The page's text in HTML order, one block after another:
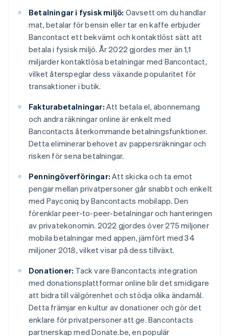
Betalningar i fysisk miljö: Oavsett om du handlar
mat, betalar för bensin eller tar en kaffe erbjuder
Bancontact ett bekvämt och kontaktlöst sätt att
betala i fysisk miljö. År 2022 gjordes mer än 1,1
miljarder kontaktlösa betalningar med Bancontact,
vilket återspeglar dess växande popularitet för
transaktioner i butik.
Fakturabetalningar: Att betala el, abonnemang
och andra räkningar online är enkelt med
Bancontacts återkommande betalningsfunktioner.
Detta eliminerar behovet av pappersräkningar och
risken för sena betalningar.
Penningöverföringar: Att skicka och ta emot
pengar mellan privatpersoner går snabbt och enkelt
med Payconiq by Bancontacts mobilapp. Den
förenklar peer-to-peer-betalningar och hanteringen
av privatekonomin. 2022 gjordes över 275 miljoner
mobila betalningar med appen, jämfört med 34
miljoner 2018, vilket visar på dess tillväxt.
Donationer: Tack vare Bancontacts integration
med donationsplattformar online blir det smidigare
att bidra till välgörenhet och stödja olika ändamål.
Detta främjar en kultur av donationer och gör det
enklare för privatpersoner att ge. Bancontacts
partnerskap med Donate.be, en populär